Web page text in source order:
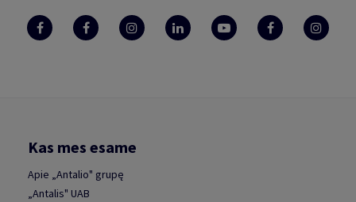
Kas mes esame
Apie „Antalio" grupę
„Antalis" UAB